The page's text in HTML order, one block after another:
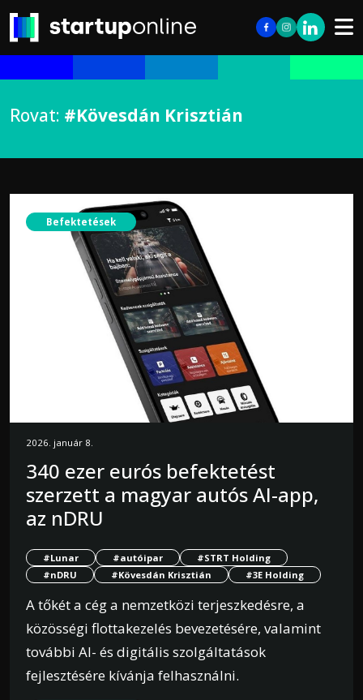
Rovat: #Kövesdán Krisztián
Befektetések
2026. január 8.
340 ezer eurós befektetést
szerzett a magyar autós AI-app,
az nDRU
#Lunar #autóipar
#STRT Holding
#nDRU
#Kövesdán Krisztián #3E Holding
A tőkét a cég a nemzetközi terjeszkedésre, a
közösségi flottakezelés bevezetésére, valamint
további AI- és digitális szolgáltatások
fejlesztésére kívánja felhasználni.